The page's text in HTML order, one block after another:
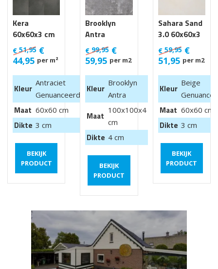
Kera
60x60x3 cm
Luik
€ 51,95 €
44,95 per m²
Kleur
Antraciet
Genuanceerd
Maat 60x60 cm
Dikte 3 cm
BEKIJK
PRODUCT
Brooklyn
Antra
100x100x4
cm van €
99,95 m2
€ 99,95 €
59,95 per m2
Kleur
Brooklyn
Antra
Maat
100x100x4
cm
Dikte 4 cm
BEKIJK
PRODUCT
Sahara Sand
3.0 60x60x3
cm
€59,95 €
51,95 per m2
Kleur
Beige
Maat 60x60 cm
Dikte 3 cm
BEKIJK
PRODUCT